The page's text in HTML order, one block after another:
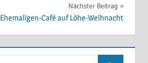
Nächster Beitrag
Ehemaligen-Café auf Löhe-Weihnacht